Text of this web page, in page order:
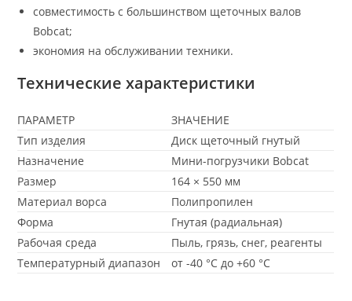
совместимость с большинством щеточных валов
Bobcat;
экономия на обслуживании техники.
Технические характеристики
ПАРАМЕТР
ЗНАЧЕНИЕ
Тип изделия
Диск щеточный гнутый
Назначение
Мини-погрузчики Bobcat
Размер
164 × 550 мм
Материал ворса
Полипропилен
Форма
Гнутая (радиальная)
Рабочая среда
Пыль, грязь, снег, реагенты
Температурный диапазон
от -40 °C до +60 °C